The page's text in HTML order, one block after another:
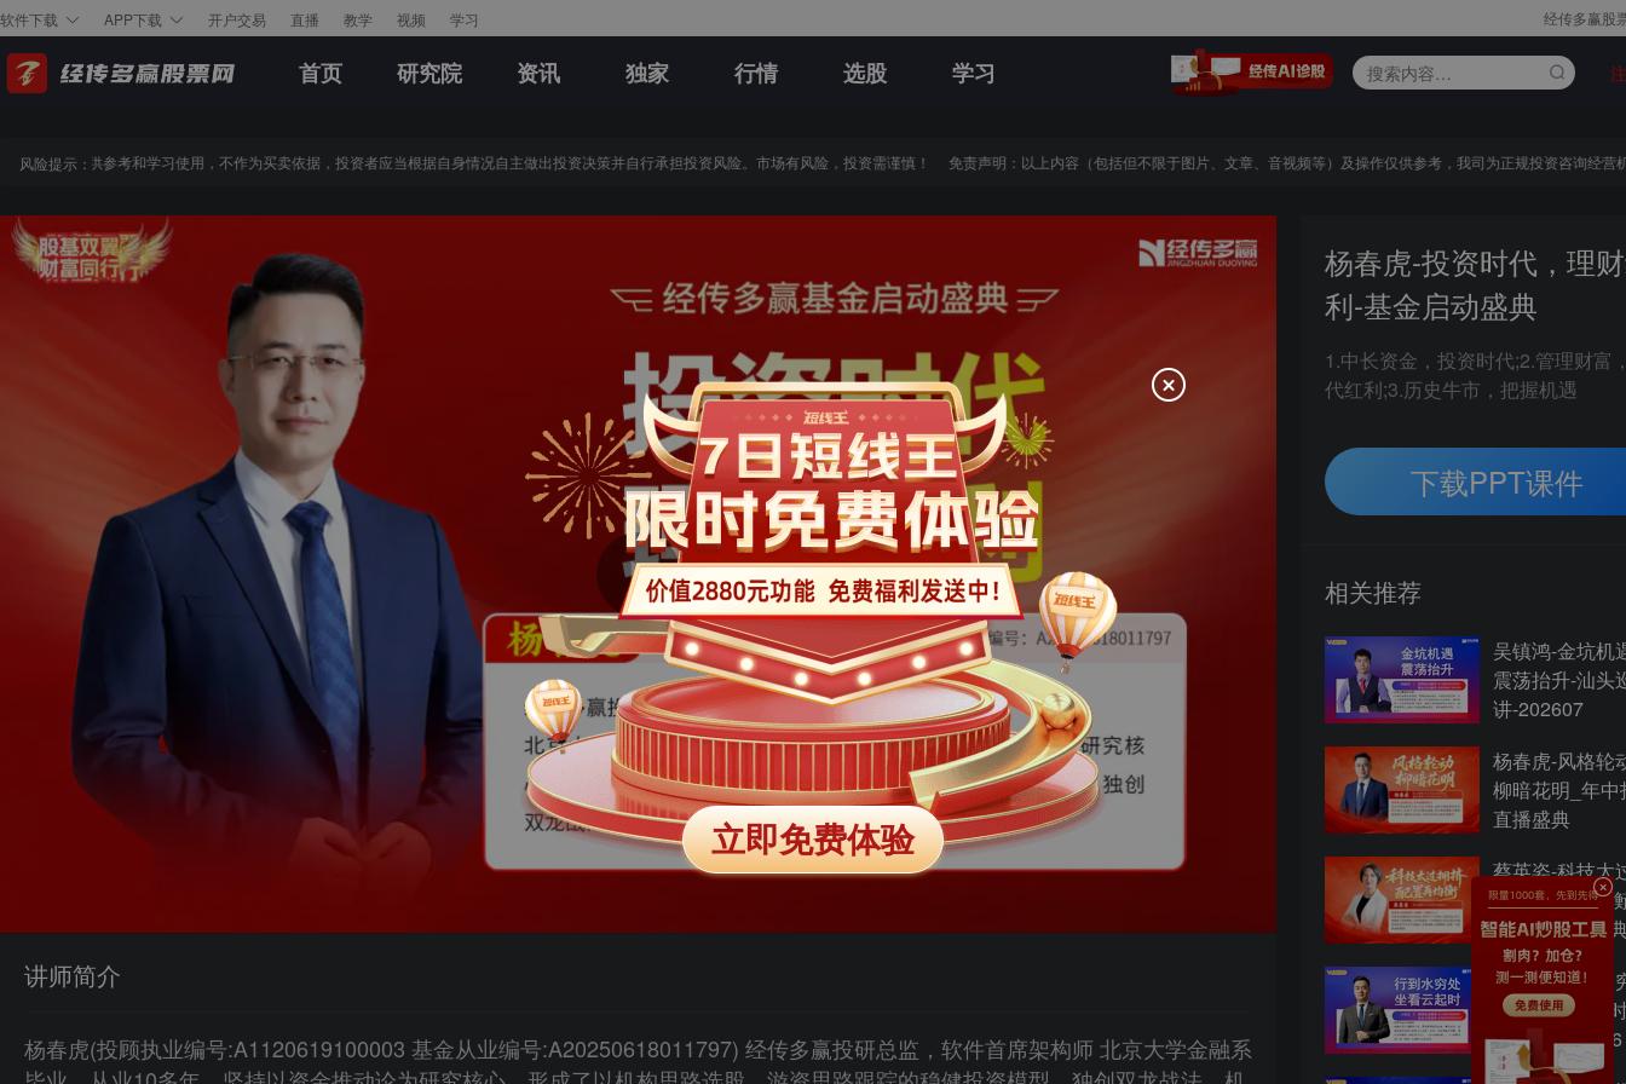
软件下载 APP下载 开户交易 直播 教学 视频 学习 经传多赢股
首页 研究院 资讯 独家 行情 选股 学习
风险提示：
内容仅供参考和学习使用，不作为买卖依据，投资者应当根据自身情况自主做出投资决策并自行承担投资风险。市场有风险，投资需谨慎！免责声明：以上内容（包括但不限于图片、文章、音视频等）及操作仅供参考，我司为正规投资咨询经营机
讲师简介
杨春虎(投顾执业编号:A1120619100003 基金从业编号:A20250618011797) 经传多赢投研总监，软件首席架构师 北京大学金融系
杨春虎-投资时代，理
利-基金启动盛典
1.中长资金，投资时代;2.管理财富
代红利;3.历史牛市，把握机遇
下载PPT课件
相关推荐
吴镇鸿-金坑机
震荡抬升-汕头
讲-202607
杨春虎-风格轮
柳暗花明_年中
直播盛典
蔡英姿-科技太
挤，配置再均
中投资直播盛
王延龙-行到水
处，坐看云起
州巡讲-202606
立即免费体验